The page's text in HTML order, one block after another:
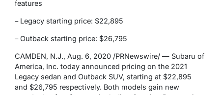
features
– Legacy starting price: $22,895
– Outback starting price: $26,795
CAMDEN, N.J., Aug. 6, 2020 /PRNewswire/ — Subaru of
America, Inc. today announced pricing on the 2021
Legacy sedan and Outback SUV, starting at $22,895
and $26,795 respectively. Both models gain new